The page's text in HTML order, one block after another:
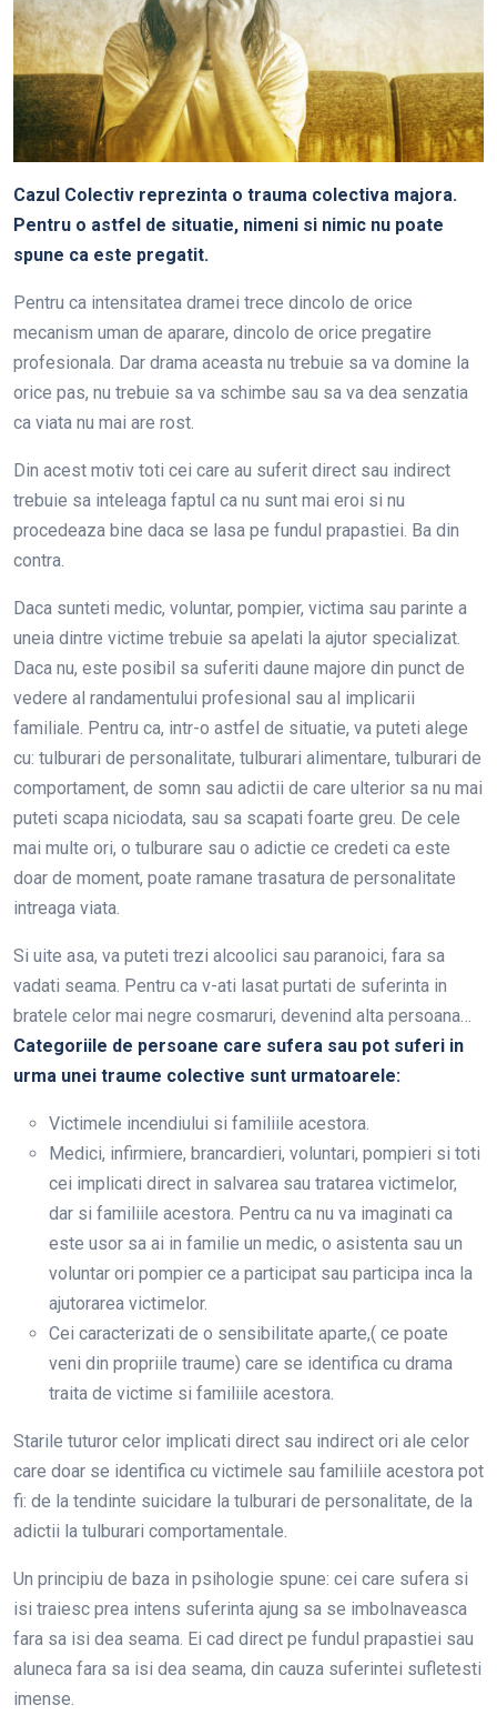
Cazul Colectiv reprezinta o trauma colectiva majora.
Pentru o astfel de situatie, nimeni si nimic nu poate
spune ca este pregatit.
Pentru ca intensitatea dramei trece dincolo de orice
mecanism uman de aparare, dincolo de orice pregatire
profesionala. Dar drama aceasta nu trebuie sa va domine la
orice pas, nu trebuie sa va schimbe sau sa va dea senzatia
ca viata nu mai are rost.
Din acest motiv toti cei care au suferit direct sau indirect
trebuie sa inteleaga faptul ca nu sunt mai eroi si nu
procedeaza bine daca se lasa pe fundul prapastiei. Ba din
contra.
Daca sunteti medic, voluntar, pompier, victima sau parinte a
uneia dintre victime trebuie sa apelati la ajutor specializat.
Daca nu, este posibil sa suferiti daune majore din punct de
vedere al randamentului profesional sau al implicarii
familiale. Pentru ca, intr-o astfel de situatie, va puteti alege
cu: tulburari de personalitate, tulburari alimentare, tulburari de
comportament, de somn sau adictii de care ulterior sa nu mai
puteti scapa niciodata, sau sa scapati foarte greu. De cele
mai multe ori, o tulburare sau o adictie ce credeti ca este
doar de moment, poate ramane trasatura de personalitate
intreaga viata.
Si uite asa, va puteti trezi alcoolici sau paranoici, fara sa
vadati seama. Pentru ca v-ati lasat purtati de suferinta in
bratele celor mai negre cosmaruri, devenind alta persoana…
Categoriile de persoane care sufera sau pot suferi in
urma unei traume colective sunt urmatoarele:
Victimele incendiului si familiile acestora.
Medici, infirmiere, brancardieri, voluntari, pompieri si toti
cei implicati direct in salvarea sau tratarea victimelor,
dar si familiile acestora. Pentru ca nu va imaginati ca
este usor sa ai in familie un medic, o asistenta sau un
voluntar ori pompier ce a participat sau participa inca la
ajutorarea victimelor.
Cei caracterizati de o sensibilitate aparte,( ce poate
veni din propriile traume) care se identifica cu drama
traita de victime si familiile acestora.
Starile tuturor celor implicati direct sau indirect ori ale celor
care doar se identifica cu victimele sau familiile acestora pot
fi: de la tendinte suicidare la tulburari de personalitate, de la
adictii la tulburari comportamentale.
Un principiu de baza in psihologie spune: cei care sufera si
isi traiesc prea intens suferinta ajung sa se imbolnaveasca
fara sa isi dea seama. Ei cad direct pe fundul prapastiei sau
aluneca fara sa isi dea seama, din cauza suferintei sufletesti
imense.